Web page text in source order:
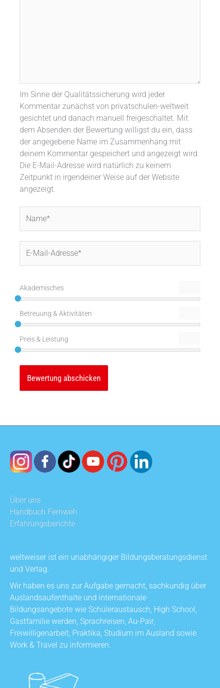
Im Sinne der Qualitätssicherung wird jeder
Kommentar zunächst von privatschulen-weltweit
gesichtet und danach manuell freigeschaltet. Mit
dem Absenden der Bewertung willigst du ein, dass
der angegebene Name im Zusammenhang mit
deinem Kommentar gespeichert und angezeigt wird.
Die E-Mail-Adresse wird natürlich zu keinem
Zeitpunkt in irgendeiner Weise auf der Website
angezeigt.
Mail-
Akademisches
Betreuung & Aktivitäten
Preis & Leistung
Über uns
Handbuch Fernweh
Erfahrungsberichte
weltweiser ist ein unabhängiger Bildungsberatungsdienst
und Verlag.
Wir haben es uns zur Aufgabe gemacht, sachkundig über
Auslandsaufenthalte und internationale
Bildungsangebote wie Schüleraustausch, High School,
Gastfamilie werden, Sprachreisen, Au-Pair,
Freiwilligenarbeit, Praktika, Studium im Ausland sowie
Work & Travel zu informieren.